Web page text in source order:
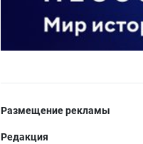
Размещение рекламы
Редакция